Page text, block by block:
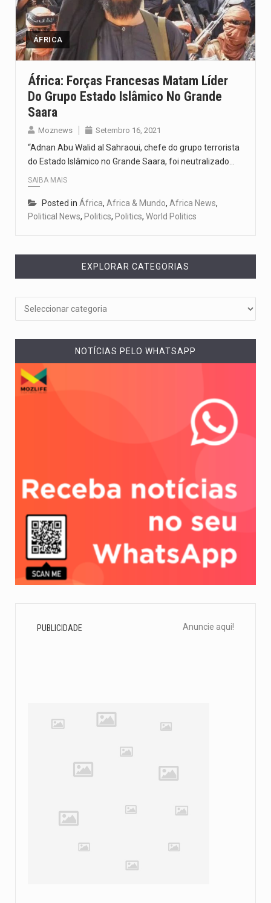
Um dos casos mais graves envolveu a residência de Sam…
A cidade de Bunia, capital da província de Ituri, tornou-se…
Legislação, renomeada em homenagem ao falecido senador Lindsey Graham, foi…
ÁFRICA
África: Forças Francesas Matam Líder
Do Grupo Estado Islâmico No Grande
Saara
Moznews Setembro 16, 2021
“Adnan Abu Walid al Sahraoui, chefe do grupo terrorista
do Estado Islâmico no Grande Saara, foi neutralizado…
SAIBA MAIS
Posted in África, Africa & Mundo, Africa News,
Political News, Politics, Politics, World Politics
EXPLORAR CATEGORIAS
NOTÍCIAS PELO WHATSAPP
PUBLICIDADE Anuncie aqui!